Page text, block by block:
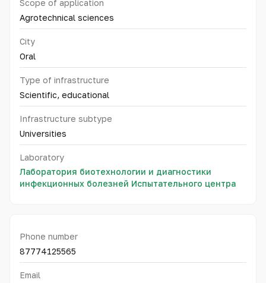
Scope of application
Agrotechnical sciences
City
Oral
Type of infrastructure
Scientific, educational
Infrastructure subtype
Universities
Laboratory
Лаборатория биотехнологии и диагностики
инфекционных болезней Испытательного центра
Phone number
87774125565
Email